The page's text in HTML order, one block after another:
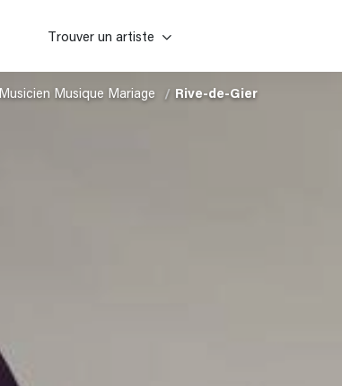
Trouver un artiste
Musicien Musique Mariage Rive-de-Gier